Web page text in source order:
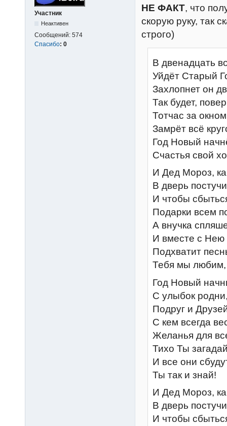
Участник
Неактивен
Сообщений: 574
Спасибо: 0
НЕ ФАКТ, что
скорую руку, так
строго)
В двенадцать
Уйдёт Старый
Захлопнет он
Так будет,
Тотчас за окном
Замрёт всё
Год Новый
Счастья свой
И Дед Мороз,
В дверь
И чтобы
Подарки всем
А внучка
И вместе с Нею
Подхватит
Тебя мы
Год Новый
С улыбок
Подруг и
С кем всегда
Желанья для
Тихо Ты
И все они
Ты так и знай!
И Дед Мороз,
В дверь
И чтобы